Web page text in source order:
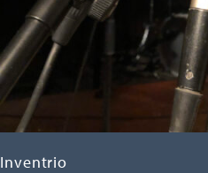
Inventrio